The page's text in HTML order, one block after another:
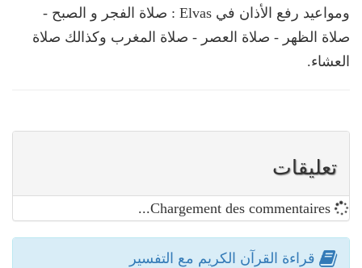
ومواعيد رفع الأذان في Elvas : صلاة الفجر و الصبح -
صلاة الظهر - صلاة العصر - صلاة المغرب وكذالك صلاة
العشاء.
تعليقات
Chargement des commentaires...
قراءة القرآن الكريم مع التفسير